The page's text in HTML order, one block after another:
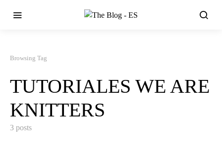
Browsing Tag
TUTORIALES WE ARE
KNITTERS
3 posts